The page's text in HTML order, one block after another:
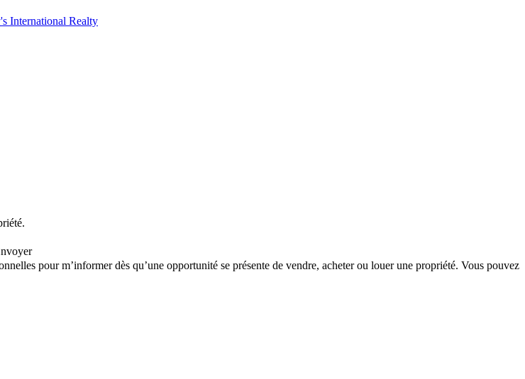
pour m’informer dès qu’une opportunité se présente de vendre, acheter ou louer une propriété. Vous pouvez